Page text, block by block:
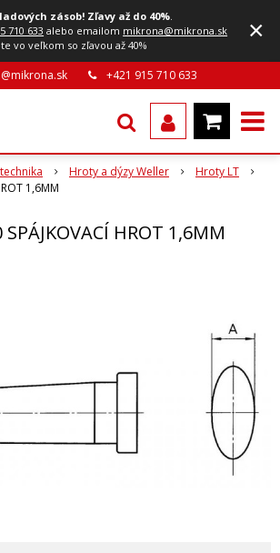
zásob! Zľavy až do 40%.
710 633 alebo emailom mikrona@mikrona.sk
vo veľkom so zľavou až 40%
×
+421 915 710 633
Hroty a dýzy Weller
Hroty LT
1,6MM
SPÁJKOVACÍ HROT 1,6MM